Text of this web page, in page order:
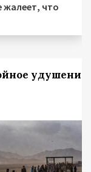
жалеет, что
удушение